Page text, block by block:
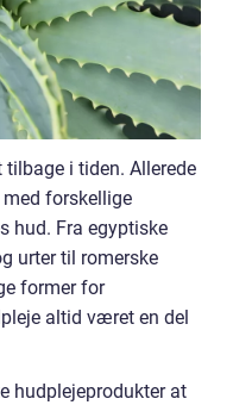
tilbage i tiden. Allerede
forskellige
hud. Fra egyptiske
urter til romerske
former for
altid været en del
hudplejeprodukter at